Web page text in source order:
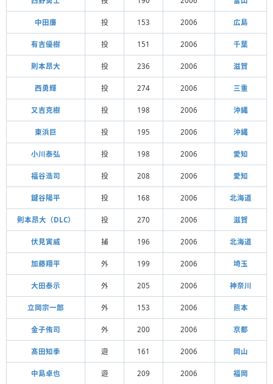
中田廉 投 153 2006 広島
有吉優樹 投 151 2006 千葉
則本昂大 投 236 2006 滋賀
西勇輝 投 274 2006 三重
又吉克樹 投 198 2006 沖縄
東浜巨 投 195 2006 沖縄
小川泰弘 投 198 2006 愛知
福谷浩司 投 208 2006 愛知
鍵谷陽平 投 168 2006 北海道
則本昂大（DLC） 投 270 2006 滋賀
伏見寅威 捕 196 2006 北海道
加藤翔平 外 199 2006 埼玉
大田泰示 外 205 2006 神奈川
立岡宗一郎 外 153 2006 熊本
金子侑司 外 200 2006 京都
髙田知季 遊 161 2006 岡山
中島卓也 遊 209 2006 福岡